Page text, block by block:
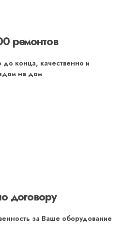
ремонтов
конца, качественно и
на дом
договору
за Ваше оборудование